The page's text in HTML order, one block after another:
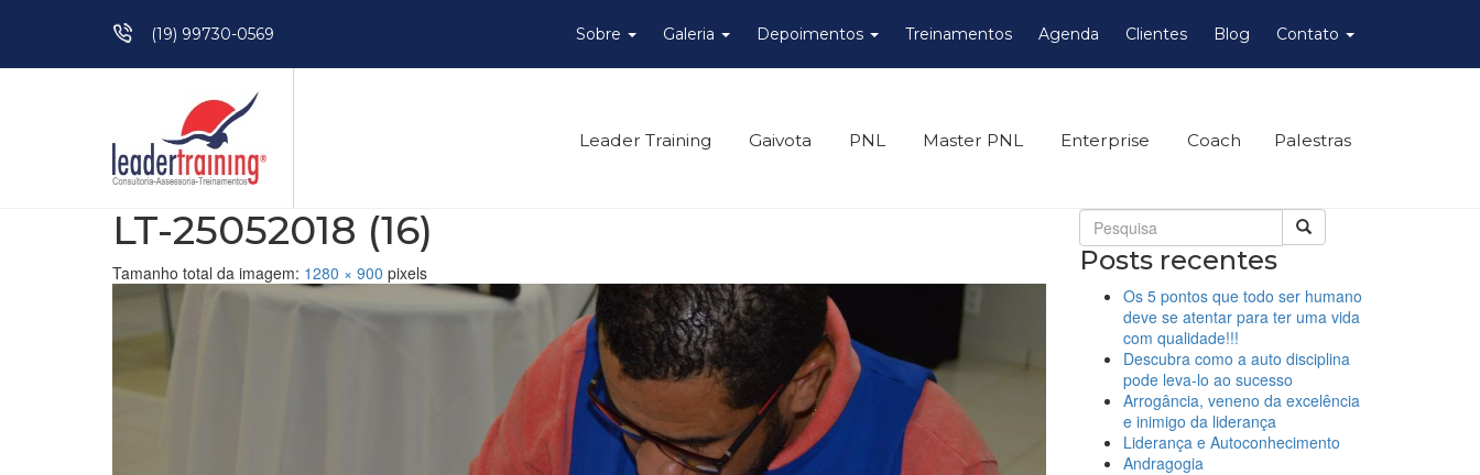
Pular para o conteúdo(19) 99730-0569 Sobre Galeria Depoimentos Treinamentos Agenda Clientes Blog Contato
Leader Training Gaivota PNL Master PNL Enterprise Coach Palestras
LT-25052018 (16)
Tamanho total da imagem: 1280 × 900 pixels Posts recentes
Os 5 pontos que todo ser humano
deve se atentar para ter uma vida
com qualidade!!!
Descubra como a auto disciplina
pode leva-lo ao sucesso
Arrogância, veneno da excelência
e inimigo da liderança
Liderança e Autoconhecimento
Andragogia